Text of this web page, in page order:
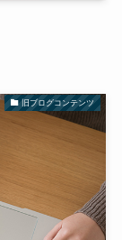
旧ブログコンテンツ